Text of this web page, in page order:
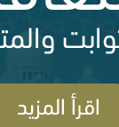
ومشروع العمق